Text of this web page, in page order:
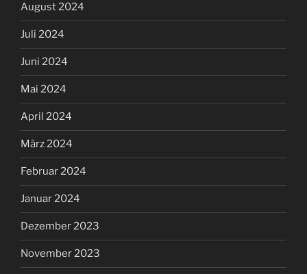
August 2024
Juli 2024
Juni 2024
Mai 2024
April 2024
März 2024
Februar 2024
Januar 2024
Dezember 2023
November 2023